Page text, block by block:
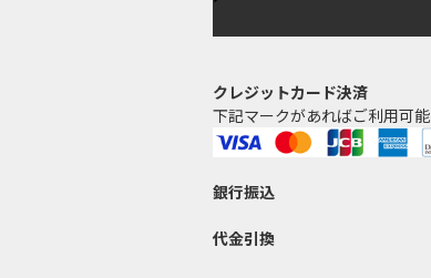
クレジットカード決済
下記マークがあればご利用可能
銀行振込
代金引換